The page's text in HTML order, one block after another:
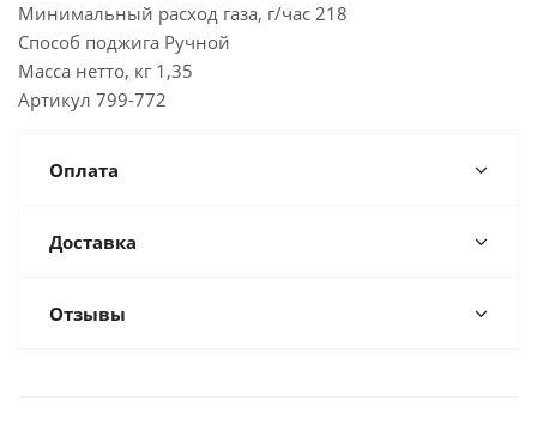
Минимальный расход газа, г/час 218
Способ поджига Ручной
Масса нетто, кг 1,35
Артикул 799-772
Оплата
Доставка
Отзывы